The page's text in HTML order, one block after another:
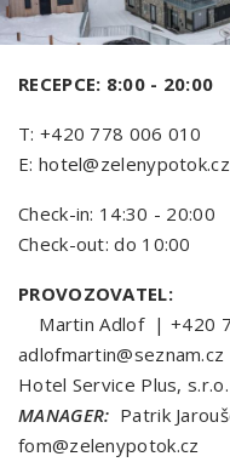
RECEPCE: 8:00
T: +420 778 006 010
E: hotel@zelenypotok.cz
Check-in: 14:30 -
Check-out: do 10:00
PROVOZOVATEL:
Martin Adlof | +420
adlofmartin@seznam.cz
Hotel Service
MANAGER: Patrik
fom@zelenypotok.cz